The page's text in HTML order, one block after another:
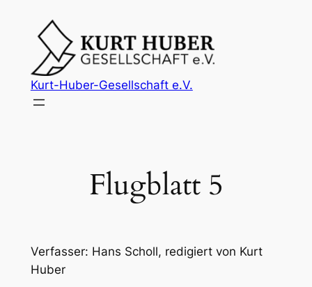
springen
Kurt-Huber-Gesellschaft e.V.
Flugblatt 5
Verfasser: Hans Scholl, redigiert von Kurt
Huber